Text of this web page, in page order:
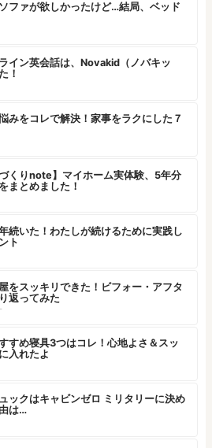
ファが欲しかったけど…結局、ベッド
イン英会話は、Novakid（ノバキッ
！
みをコレで解決！家事をラクにした７
づくりnote】マイホーム実体験、5年分
まとめました！
続いた！わたしが続けるために実践し
ト
をスッキリできた！ビフォー・アフタ
返ってみた
すめ寝具3つはコレ！心地よさ＆スッ
入れたよ
ックはキャビンゼロ ミリタリーに決め
は…